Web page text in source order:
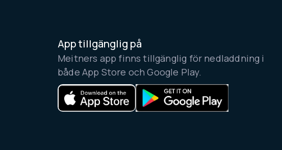
App tillgänglig på
Meitners app finns tillgänglig för nedladdning i
både App Store och Google Play.